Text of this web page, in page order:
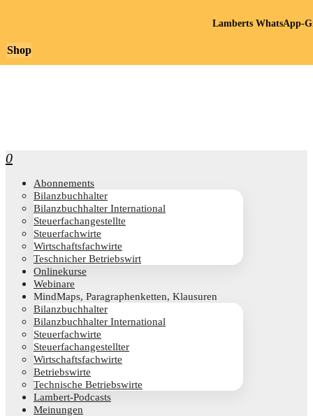
0
Abon­ne­ments
Bilanz­buch­hal­ter
Bilanz­buch­hal­ter International
Steu­er­fach­an­ge­stell­te
Steu­er­fach­wir­te
Wirt­schafts­fach­wir­te
Teschni­cher Betriebswirt
Online­kur­se
Web­i­na­re
Mind­Maps, Para­gra­phen­ket­ten, Klausuren
Bilanz­buch­hal­ter
Bilanz­buch­hal­ter International
Steu­er­fach­wir­te
Steu­er­fach­an­ge­stell­ter
Wirt­schafts­fach­wir­te
Betriebs­wir­te
Tech­ni­sche Betriebswirte
Lam­­bert-Pod­­casts
Mei­nun­gen
Shop
Lamberts WhatsApp-